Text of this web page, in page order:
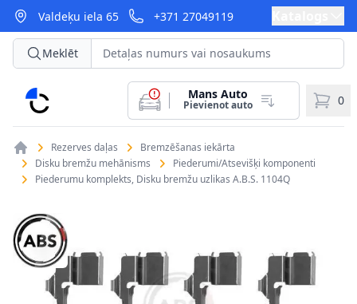
Valdeķu iela 65 +371 27049119
CarParts
Meklēt
Mans Auto
Pievienot auto 0
Rezerves daļas
Bremzēšanas iekārta
Disku bremžu mehānisms
Piederumi/Atsevišķi komponenti
Piederumu komplekts, Disku bremžu uzlikas A.B.S. 1104Q